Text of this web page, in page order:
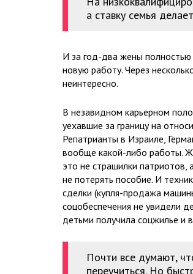
а ставку семья
И за год-два жены полностью
новую работу. Через
неинтересно.
В незавидном карьерном
уехавшие за границу на
Репатрианты в Израиле,
вообще какой-либо работы.
это не страшилки
не потерять пособие. И
сделки (купля-продажа
соцобеспечения не увидели
детьми получила соцжилье и
Почти все думают,
переучиться. Но